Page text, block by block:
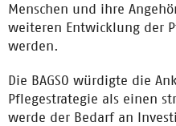
Menschen und ihre
weiteren Entwicklung der
werden.
Die BAGSO würdigte die
Pflegestrategie als einen
werde der Bedarf an